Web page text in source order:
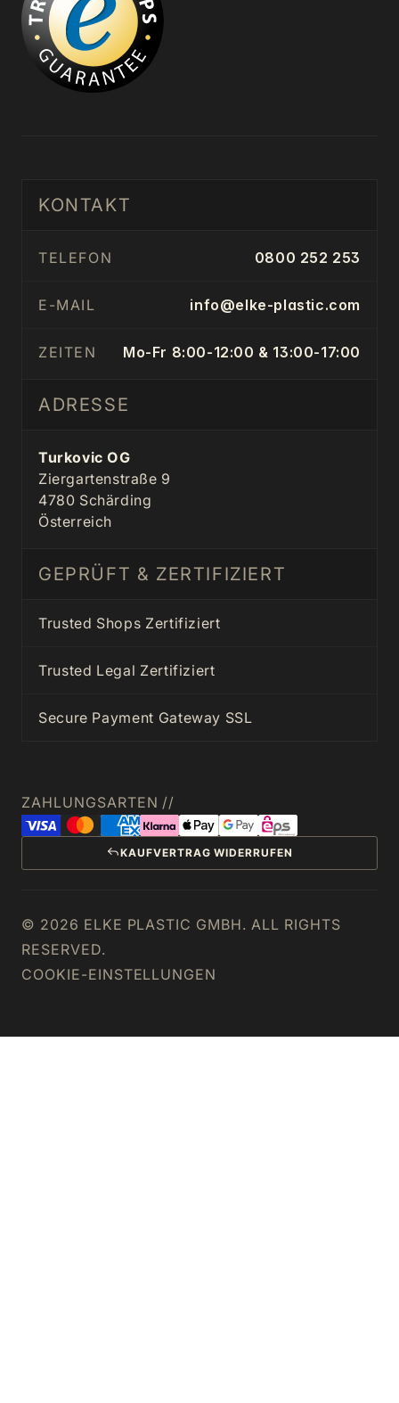
KONTAKT
TELEFON 0800 252 253
E-MAIL info@elke-plastic.com
ZEITEN Mo-Fr 8:00-12:00 & 13:00-17:00
ADRESSE
Turkovic OG
Ziergartenstraße 9
4780 Schärding
Österreich
GEPRÜFT & ZERTIFIZIERT
Trusted Shops Zertifiziert
Trusted Legal Zertifiziert
Secure Payment Gateway SSL
ZAHLUNGSARTEN //
KAUFVERTRAG WIDERRUFEN
© 2026 ELKE PLASTIC GMBH. ALL RIGHTS
RESERVED.
COOKIE-EINSTELLUNGEN